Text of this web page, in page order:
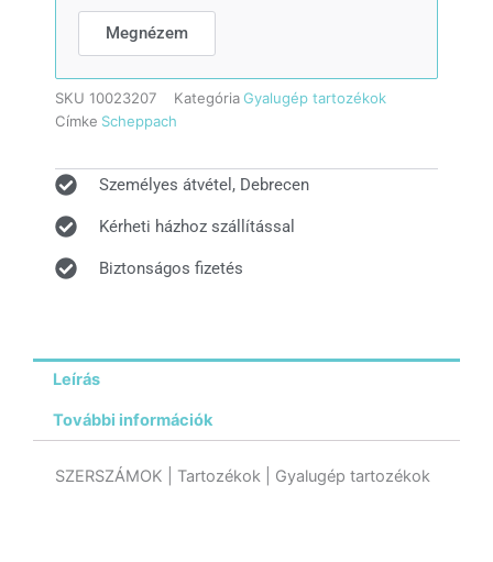
Megnézem
SKU 10023207 KategóriaGyalugép tartozékok
Címke Scheppach
Személyes átvétel, Debrecen
Kérheti házhoz szállítással
Biztonságos fizetés
Leírás
További információk
SZERSZÁMOK | Tartozékok | Gyalugép tartozékok